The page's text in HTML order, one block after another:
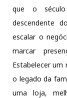
que o
descendente
escalar o
marcar
Estabelecer
o legado da
uma loja,